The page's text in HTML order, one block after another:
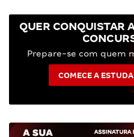
QUER CONQUISTAR
Prepare-se com quem
COMECE A